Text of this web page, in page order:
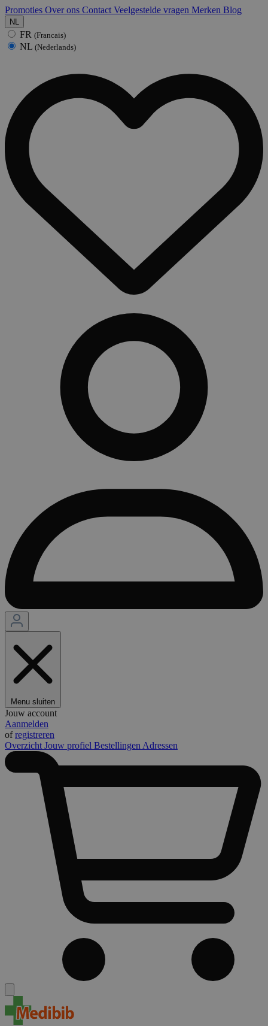
Promoties Over ons Contact Veelgestelde vragen Merken Blog
NL
FR (Francais)
NL (Nederlands)
Menu sluiten
Jouw account
Aanmelden
ofregistreren
Overzicht Jouw profiel Bestellingen Adressen